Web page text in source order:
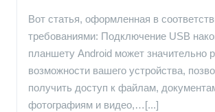
Вот статья, оформленная в
требованиями: Подключение USB
планшету Android может значительно
возможности вашего устройства,
получить доступ к файлам,
фотографиям и видео,…[...]